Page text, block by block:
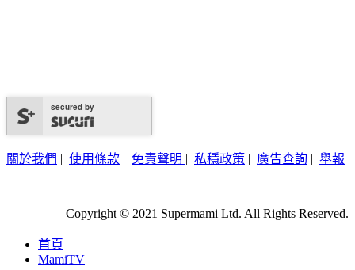
secured by
關於我們 | 使用條款 | 免責聲明 | 私穩政策 | 廣告查詢 | 舉報
Copyright © 2021 Supermami Ltd. All Rights Reserved.
首頁
MamiTV